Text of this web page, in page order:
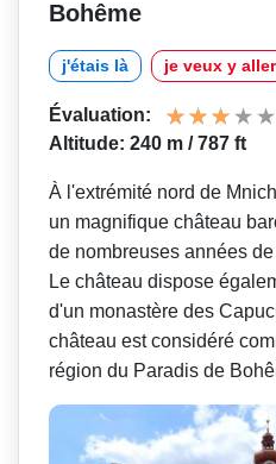
Bohême
j'étais là je veux y aller
Évaluation:
Altitude: 240 m / 787 ft
À l'extrémité nord de
un magnifique château
de nombreuses années
Le château dispose
d'un monastère des
château est considéré
région du Paradis de